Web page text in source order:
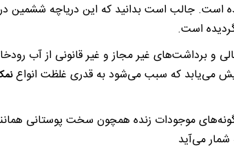
است. جالب است بدانید که این دریاچه ششمین
است.
می‌یابد که سبب می‌شود به قدری غلظت انواع
گونه‌های موجودات زنده همچون سخت پوستانی
شمار می‌آید